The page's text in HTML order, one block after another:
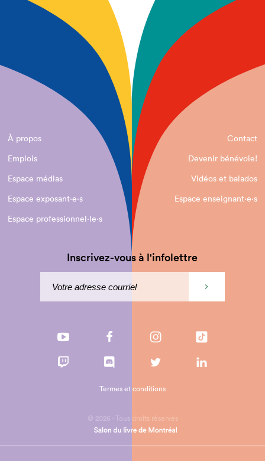
À propos
Contact
Emplois
Devenir bénévole!
Espace médias
Vidéos et balados
Espace exposant·e⋅s
Espace enseignant·e⋅s
Espace professionnel·le⋅s
Inscrivez-vous à l'infolettre
© 2026 - Tous droits réservés
Termes et conditions